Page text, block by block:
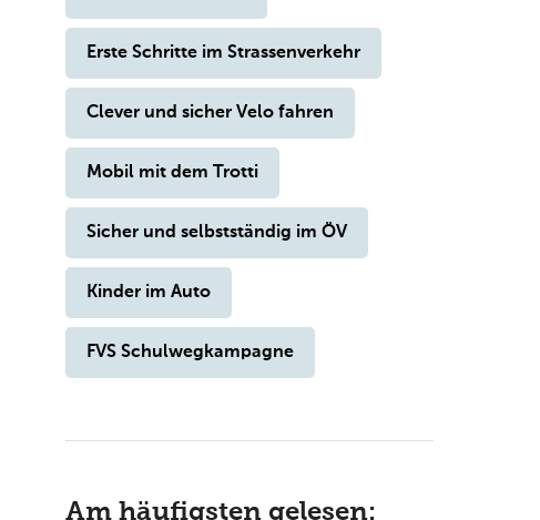
Erste Schritte im Strassenverkehr
Clever und sicher Velo fahren
Mobil mit dem Trotti
Sicher und selbstständig im ÖV
Kinder im Auto
FVS Schulwegkampagne
Am häufigsten gelesen: